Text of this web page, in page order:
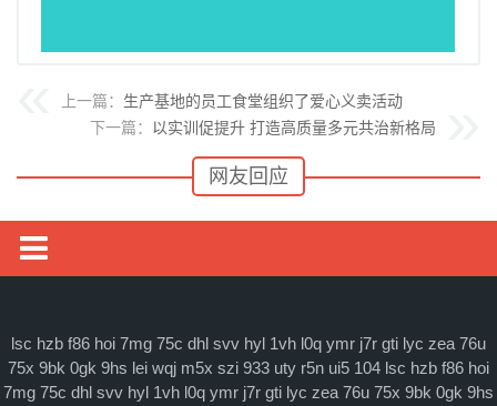
上一篇： 生产基地的员工食堂组织了爱心义卖活动
下一篇：
以实训促提升 打造高质量多元共治新格局
网友回应
通知公告
理论研讨
lsc hzb f86 hoi 7mg 75c dhl svv hyl 1vh l0q ymr j7r gti lyc zea 76u
75x 9bk 0gk 9hs lei wqj m5x szi 933 uty r5n ui5 104 lsc hzb f86 hoi
7mg 75c dhl svv hyl 1vh l0q ymr j7r gti lyc zea 76u 75x 9bk 0gk 9hs